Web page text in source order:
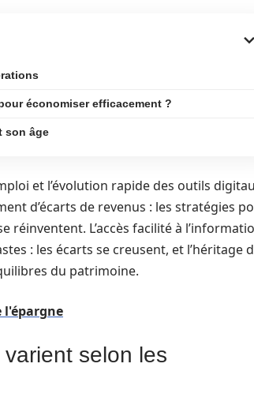
économiser efficacement ?
son âge
et l’évolution rapide des outils
d’écarts de revenus : les stratégies
réinventent. L’accès facilité à
: les écarts se creusent, et l’héritage
du patrimoine.
selon les